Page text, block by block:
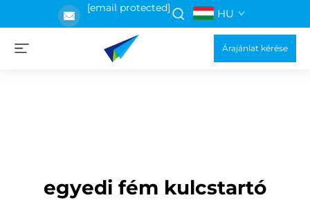
[email protected] HU
Árajánlat kérése
egyedi fém kulcstartó